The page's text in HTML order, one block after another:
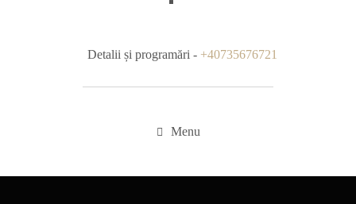
Detalii și programări - +40735676721
Menu